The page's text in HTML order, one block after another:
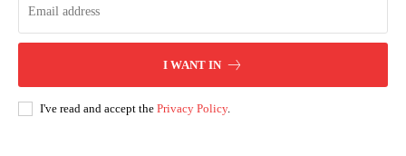
I WANT IN
I've read and accept the Privacy Policy.